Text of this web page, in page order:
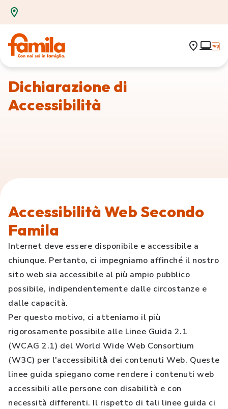
Dichiarazione di
Accessibilità
Accessibilità Web Secondo
Famila
Internet deve essere disponibile e accessibile a
chiunque. Pertanto, ci impegniamo affinché il nostro
sito web sia accessibile al più ampio pubblico
possibile, indipendentemente dalle circostanze e
dalle capacità.
Per questo motivo, ci atteniamo il più
rigorosamente possibile alle Linee Guida 2.1
(WCAG 2.1) del World Wide Web Consortium
(W3C) per l'accessibilità̀ dei contenuti Web. Queste
linee guida spiegano come rendere i contenuti web
accessibili alle persone con disabilità e con
necessità differenti. Il rispetto di tali linee guida ci